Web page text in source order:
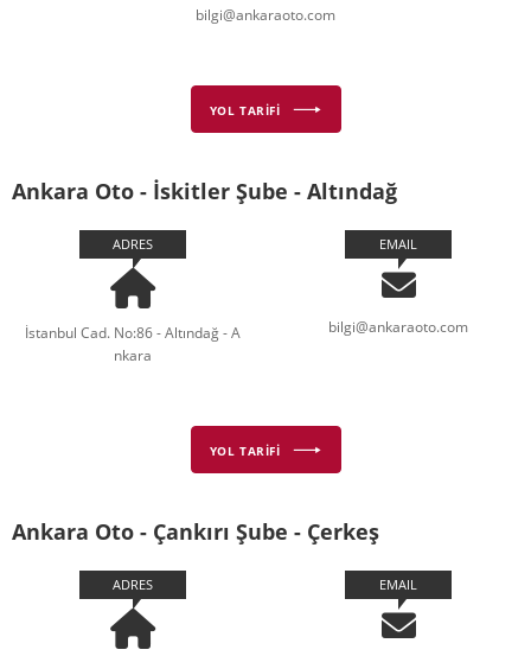
bilgi@ankaraoto.com
YOL TARİFİ
Ankara Oto - İskitler Şube - Altındağ
ADRES
İstanbul Cad. No:86 - Altındağ - A
nkara
EMAIL
bilgi@ankaraoto.com
YOL TARİFİ
Ankara Oto - Çankırı Şube - Çerkeş
ADRES EMAIL